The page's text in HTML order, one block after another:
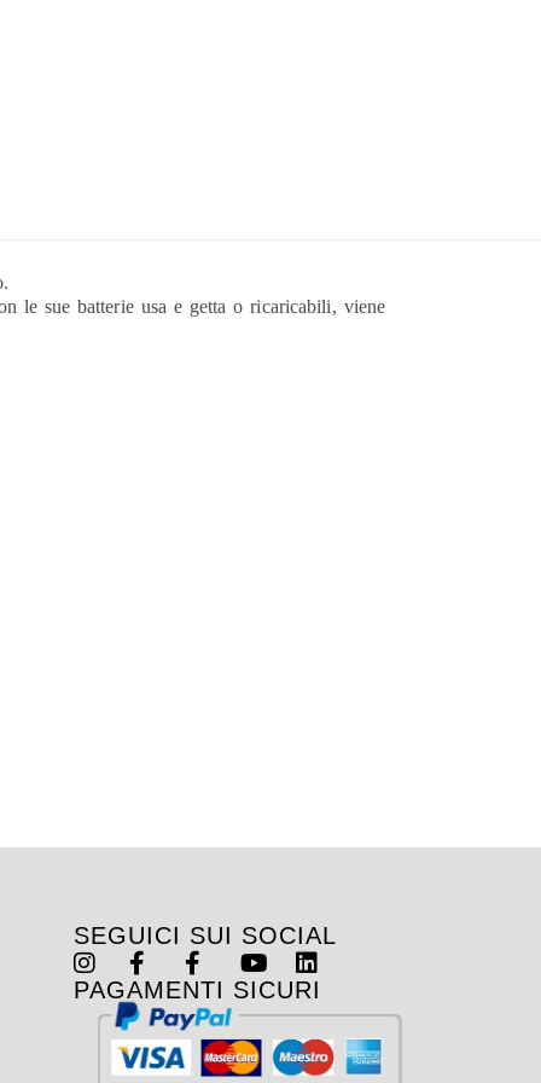
le sue batterie usa e getta o ricaricabili, viene
SEGUICI SUI SOCIAL
PAGAMENTI SICURI